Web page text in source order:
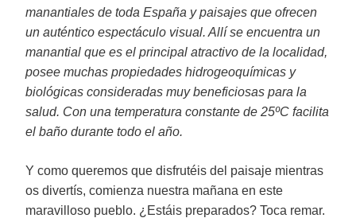
manantiales de toda España y paisajes que ofrecen
un auténtico espectáculo visual. Allí se encuentra un
manantial que es el principal atractivo de la localidad,
posee muchas propiedades hidrogeoquímicas y
biológicas consideradas muy beneficiosas para la
salud. Con una temperatura constante de 25ºC facilita
el baño durante todo el año.
Y como queremos que disfrutéis del paisaje mientras
os divertís, comienza nuestra mañana en este
maravilloso pueblo. ¿Estáis preparados? Toca remar.